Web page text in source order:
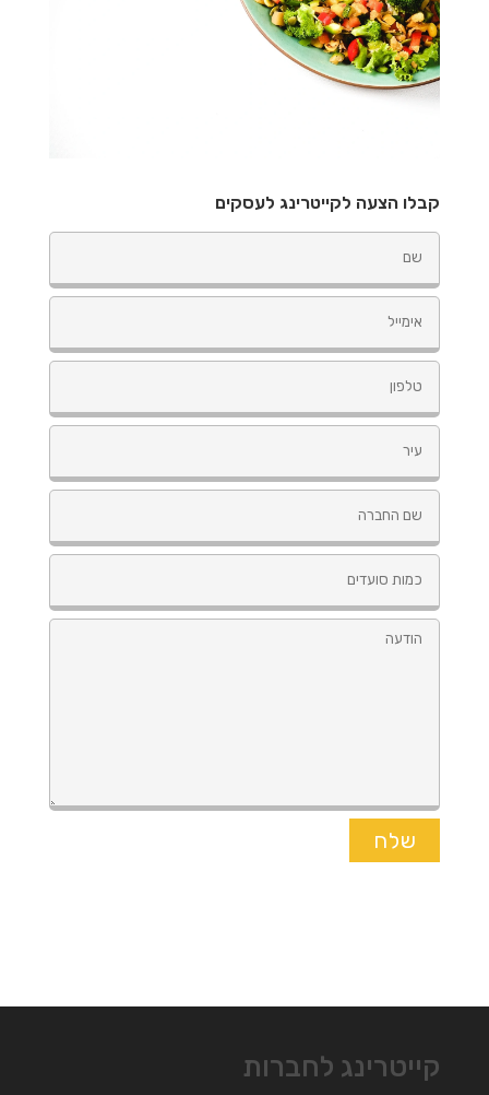
קבלו הצעה לקייטרינג לעסקים
קייטרינג לחברות